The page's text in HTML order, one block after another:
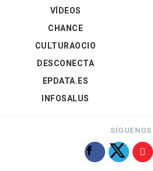
VÍDEOS
CHANCE
CULTURAOCIO
DESCONECTA
EPDATA.ES
INFOSALUS
SÍGUENOS